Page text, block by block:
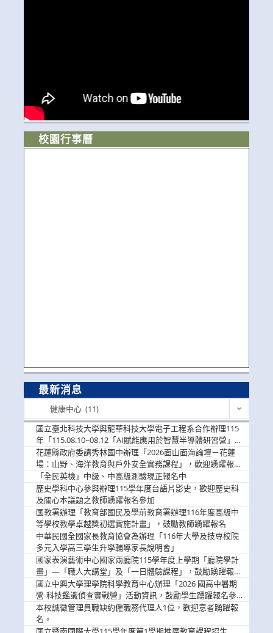
校園行事曆
最新消息
健康中心 (11)
國立臺北科技大學與龍華科技大學電子工程系合作辦理115
年「115.08.10~08.12「AI賦能應用於智慧半導體研習營」，
歡迎學生踴躍報名參加
花蓮縣政府委請秀林國中辦理「2026面山面海論壇－花蓮
場：山野、海洋教育與戶外安全實務課程」，歡迎踴躍報名
參加
「全民英檢」中級、中高級測驗現正報名中
歷史學科中心參與辦理115學年度台語片影史，歡迎歷史科
及關心本議題之教師踴躍報名參加
國教署辦理「教育部國民及學前教育署辦理116年度高級中
等學校教學卓越獎初選實施計畫」，鼓勵教師踴躍報名
中華民國全國家長教育協會為辦理「116年大學及技專校院
多元入學高三學生升學輔導家長說明會」
國家表演藝術中心國家兩廳院115學年度上學期「廳院學計
畫」—「職人大講堂」及「一日體驗課程」，鼓勵踴躍報名
參與。
國立中興大學理學院科學教育中心辦理「2026 國高中暑期
營-科技鑑識偵查實戰營」活動資訊，鼓勵學生踴躍報名參
加。
本校誠徵管理員職缺約僱職務代理人1位，歡迎意者踴躍報
名。